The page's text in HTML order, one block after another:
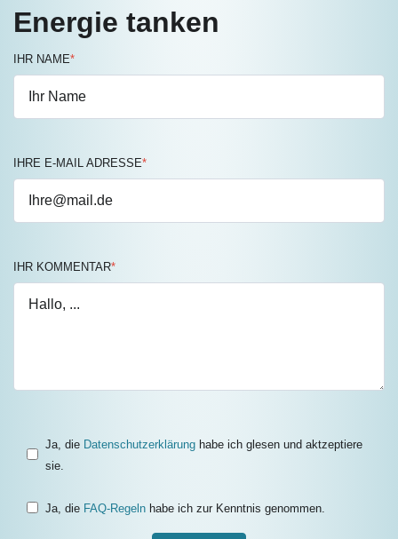
Energie tanken
IHR NAME*
IHRE E-MAIL ADRESSE*
IHR KOMMENTAR*
Ja, die Datenschutzerklärung habe ich glesen und aktzeptiere
sie.
Ja, die FAQ-Regeln habe ich zur Kenntnis genommen.